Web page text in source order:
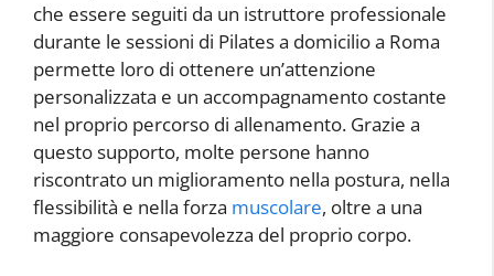
che essere seguiti da un istruttore professionale
durante le sessioni di Pilates a domicilio a Roma
permette loro di ottenere un’attenzione
personalizzata e un accompagnamento costante
nel proprio percorso di allenamento. Grazie a
questo supporto, molte persone hanno
riscontrato un miglioramento nella postura, nella
flessibilità e nella forza muscolare, oltre a una
maggiore consapevolezza del proprio corpo.